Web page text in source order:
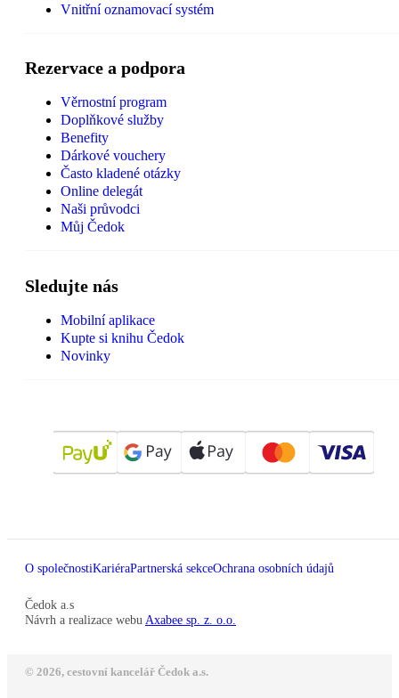
Vnitřní oznamovací systém
Rezervace a podpora
Věrnostní program
Doplňkové služby
Benefity
Dárkové vouchery
Často kladené otázky
Online delegát
Naši průvodci
Můj Čedok
Sledujte nás
Mobilní aplikace
Kupte si knihu Čedok
Novinky
O společnostiKariéraPartnerská sekceOchrana osobních údajů
Čedok a.s
Návrh a realizace webu Axabee sp. z. o.o.
© 2026, cestovní kancelář Čedok a.s.